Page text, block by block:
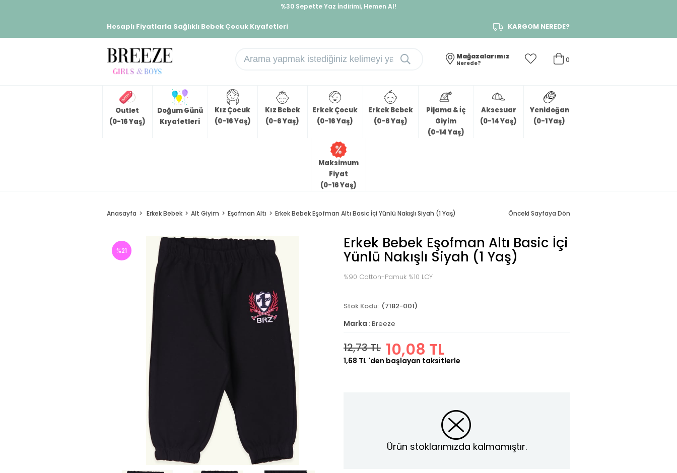
%30 Sepette Yaz İndirimi, Hemen Al!
Hesaplı Fiyatlarla Sağlıklı Bebek Çocuk Kıyafetleri KARGOM NEREDE?
0
Mağazalarımız
Nerede?
Outlet
(0-16 Yaş)
Doğum Günü
Kıyafetleri
Kız Çocuk
(0-16 Yaş)
Kız Bebek
(0-6 Yaş)
Erkek Çocuk
(0-16 Yaş)
Erkek Bebek
(0-6 Yaş)
Pijama & İç
Giyim
(0-14 Yaş)
Aksesuar
(0-14 Yaş)
Yenidoğan
(0-1 Yaş)
Maksimum
Fiyat
(0-16 Yaş)
Anasayfa Erkek Bebek Alt Giyim Eşofman Altı Erkek Bebek Eşofman Altı Basic İçi Yünlü Nakışlı Siyah (1 Yaş) Önceki Sayfaya Dön
%21 Erkek Bebek Eşofman Altı Basic İçi
Yünlü Nakışlı Siyah (1 Yaş)
%90 Cotton-Pamuk %10 LCY
(7182-001)
Marka : Breeze
12,73 TL 10,08 TL
1,68 TL 'den başlayan taksitlerle
Ürün stoklarımızda kalmamıştır.